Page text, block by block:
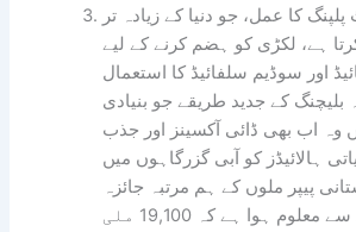
کا عمل، جو دنیا کے زیادہ تر
ہے، لکڑی کو ہضم کرنے کے لیے
اور سوڈیم سلفائیڈ کا استعمال
بلیچنگ کے جدید طریقے جو بنیادی
وہ اب بھی ڈائی آکسینز اور جذب
ہالائیڈز کو آبی گزرگاہوں میں
پیپر ملوں کے ہم مرتبہ جائزہ
لینے والے مطالعے سے معلوم ہوا ہے کہ 19,100 ملی